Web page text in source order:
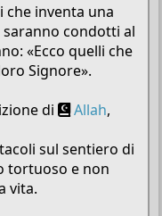
che inventa una
saranno condotti al
«Ecco quelli che
Signore».
di
Allah,
sul sentiero di
tortuoso e non
vita.